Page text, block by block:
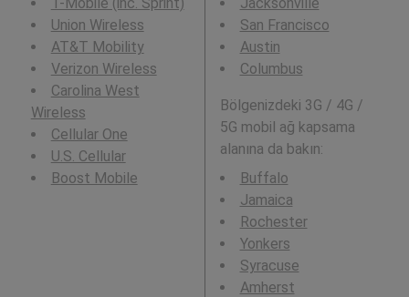
Union Wireless
AT&T Mobility
Verizon Wireless
Carolina West
Wireless
Cellular One
U.S. Cellular
Boost Mobile
San Francisco
Austin
Columbus
Bölgenizdeki 3G / 4G /
5G mobil ağ kapsama
alanına da bakın:
Buffalo
Jamaica
Rochester
Yonkers
Syracuse
Amherst